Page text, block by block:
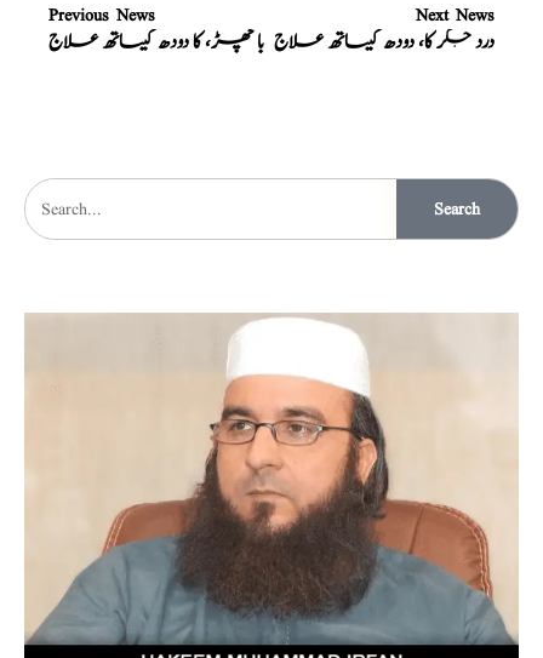
Previous News
بالچھڑ، کا دودھ کیساتھ علاج
Next News
درد جگر کا، دودھ کیساتھ علاج
Search